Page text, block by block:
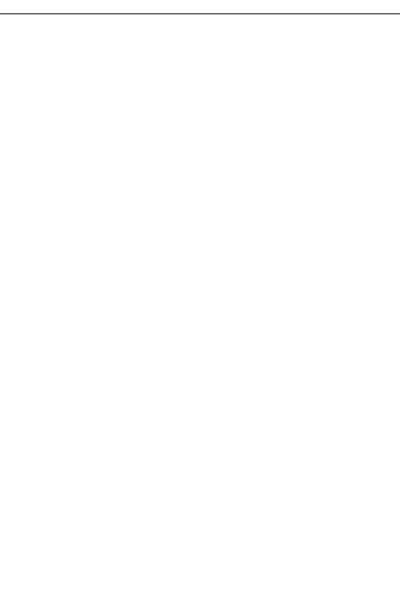
Størrelsesguide
Levering med GLS: 29,-